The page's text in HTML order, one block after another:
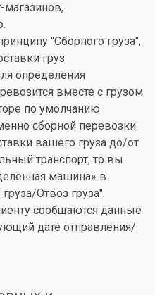
магазинов,
"Сборного груза",
груз
определения
вместе с грузом
по умолчанию
сборной перевозки.
вашего груза до/от
транспорт, то вы
машина» в
Отвоз груза".
сообщаются данные
дате отправления/